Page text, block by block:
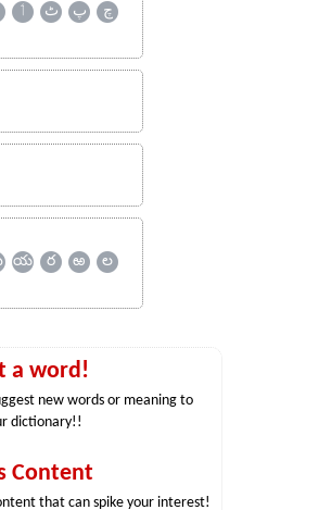
ٲ ٹ پ
چ
య ర ఱ
ల
a word!
new words or meaning to
dictionary!!
Content
that can spike your interest!